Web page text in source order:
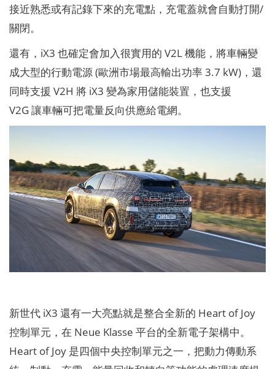
接近熟悉或有記錄下來的充電點，充電蓋就會自動打開/
關閉。
還有，iX3 也確定會加入很實用的 V2L 機能，將車輛變
成大型的行動電源 (歐洲市場最高輸出功率 3.7 kW)，還
同時支援 V2H 將 iX3 變為家用儲能裝置，也支援
V2G 讓車輛可把電量反向供應給電網。
新世代 iX3 還有一大亮點就是整合全新的 Heart of Joy
控制單元，在 Neue Klasse 平台的全新電子架構中。
Heart of Joy 是四個中央控制單元之一，把動力傳動系